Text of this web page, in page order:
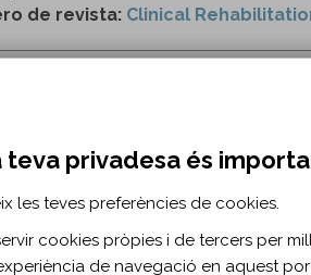
de revista: Clinical
medida de resultado centrada en el
BIBLIOGRÀFICA
teva privadesa és
les teves preferències de cookies.
cookies pròpies i de tercers per
de navegació en aquest